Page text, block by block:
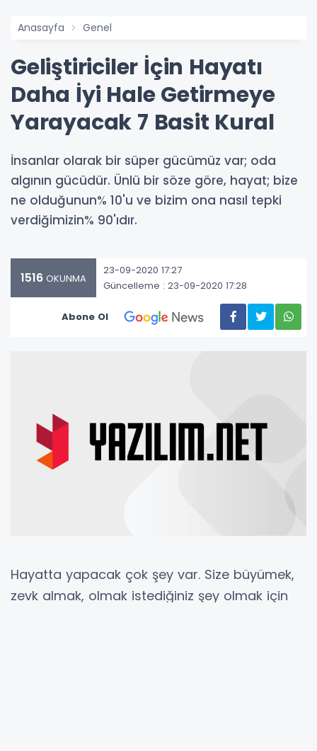
Anasayfa Genel
Geliştiriciler İçin Hayatı
Daha İyi Hale Getirmeye
Yarayacak 7 Basit Kural
İnsanlar olarak bir süper gücümüz var; oda
algının gücüdür. Ünlü bir söze göre, hayat; bize
ne olduğunun% 10'u ve bizim ona nasıl tepki
verdiğimizin% 90'ıdır.
1516 OKUNMA
23-09-2020 17:27
Güncelleme : 23-09-2020 17:28
Abone Ol
Hayatta yapacak çok şey var. Size büyümek,
zevk almak, olmak istediğiniz şey olmak için